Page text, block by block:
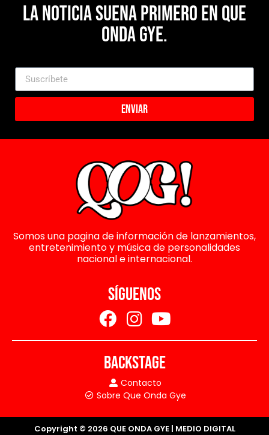
La noticia suena primero en Que
Onda Gye.
Enviar
Somos una pagina de información de lanzamientos,
entretenimiento y música de personalidades
nacional e internacional.
SÍGUENOS
BACKSTAGE
Contacto
Sobre Que Onda Gye
Copyright © 2026 QUE ONDA GYE | MEDIO DIGITAL